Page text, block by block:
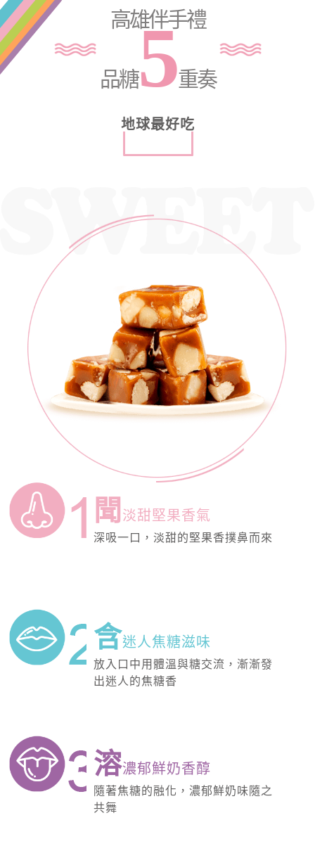
高雄伴手禮
品糖5重奏
地球最好吃
聞 淡甜堅果香氣
深吸一口，淡甜的堅果香撲鼻而來
含迷人焦糖滋味
放入口中用體溫與糖交流，漸漸發
出迷人的焦糖香
溶濃郁鮮奶香醇
隨著焦糖的融化，濃郁鮮奶味隨之
共舞